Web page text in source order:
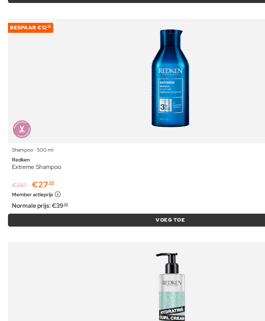
BESPAAR €12 55
Shampoo ⋅ 500 ml
Redken
Extreme Shampoo
€2819 €27 34
Member actieprijs
Normale prijs:€39 89
VOEG TOE